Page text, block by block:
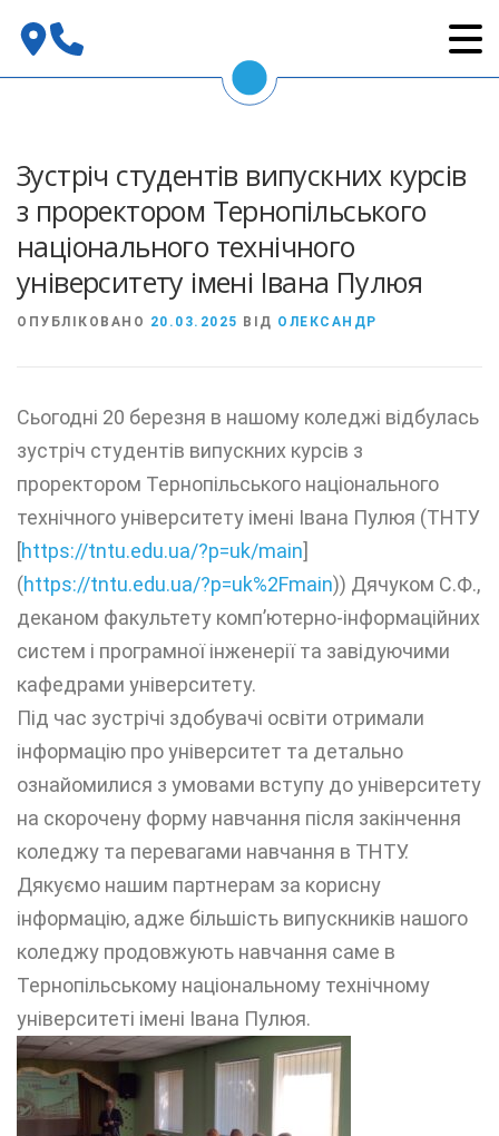
Зустріч студентів випускних курсів
з проректором Тернопільського
національного технічного
університету імені Івана Пулюя
ОПУБЛІКОВАНО 20.03.2025 ВІД ОЛЕКСАНДР
Сьогодні 20 березня в нашому коледжі відбулась
зустріч студентів випускних курсів з
проректором Тернопільського національного
технічного університету імені Івана Пулюя (ТНТУ
[https://tntu.edu.ua/?p=uk/main]
(https://tntu.edu.ua/?p=uk%2Fmain)) Дячуком С.Ф.,
деканом факультету комп’ютерно-інформаційних
систем і програмної інженерії та завідуючими
кафедрами університету.
Під час зустрічі здобувачі освіти отримали
інформацію про університет та детально
ознайомилися з умовами вступу до університету
на скорочену форму навчання після закінчення
коледжу та перевагами навчання в ТНТУ.
Дякуємо нашим партнерам за корисну
інформацію, адже більшість випускників нашого
коледжу продовжують навчання саме в
Тернопільському національному технічному
університеті імені Івана Пулюя.